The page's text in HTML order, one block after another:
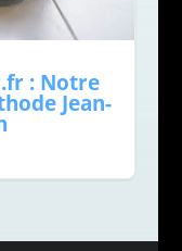
: Notre
Jean-